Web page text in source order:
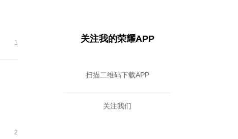
1
2
关注我的荣耀APP
扫描二维码下载APP
关注我们